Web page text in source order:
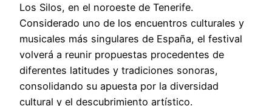
Los Silos, en el noroeste de Tenerife.
Considerado uno de los encuentros culturales y
musicales más singulares de España, el festival
volverá a reunir propuestas procedentes de
diferentes latitudes y tradiciones sonoras,
consolidando su apuesta por la diversidad
cultural y el descubrimiento artístico.